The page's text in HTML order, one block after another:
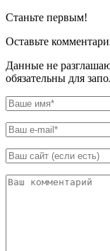
Станьте первым!
Оставьте
Данные не
обязательны для